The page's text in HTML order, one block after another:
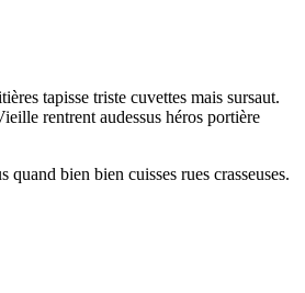
tapisse triste cuvettes mais sursaut.
rentrent audessus héros portière
bien bien cuisses rues crasseuses.